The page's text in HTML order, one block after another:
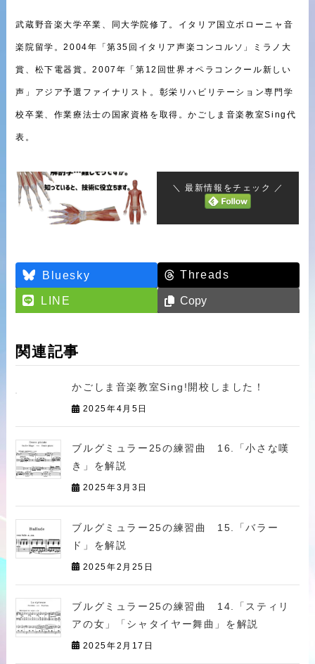
武蔵野音楽大学卒業、同大学院修了。イタリア国立ボローニャ音
楽院留学。2004年「第35回イタリア声楽コンコルソ」ミラノ大
賞、松下電器賞。2007年「第12回世界オペラコンクール新しい
声」アジア予選ファイナリスト。彰栄リハビリテーション専門学
校卒業、作業療法士の国家資格を取得。かごしま音楽教室Sing代
表。
＼ 最新情報をチェック ／
Bluesky Threads
LINE Copy
関連記事
かごしま音楽教室Sing!開校しました！
2025年4月5日
ブルグミュラー25の練習曲 16.「小さな嘆
き」を解説
2025年3月3日
ブルグミュラー25の練習曲 15.「バラー
ド」を解説
2025年2月25日
ブルグミュラー25の練習曲 14.「スティリ
アの女」「シャタイヤー舞曲」を解説
2025年2月17日